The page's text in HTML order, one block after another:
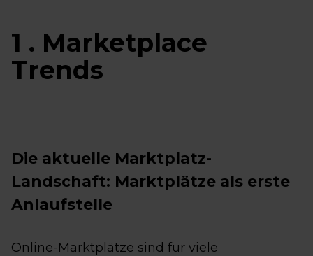
1 . Marketplace
Trends
Die aktuelle Marktplatz-
Landschaft: Marktplätze als erste
Anlaufstelle
Online-Marktplätze sind für viele